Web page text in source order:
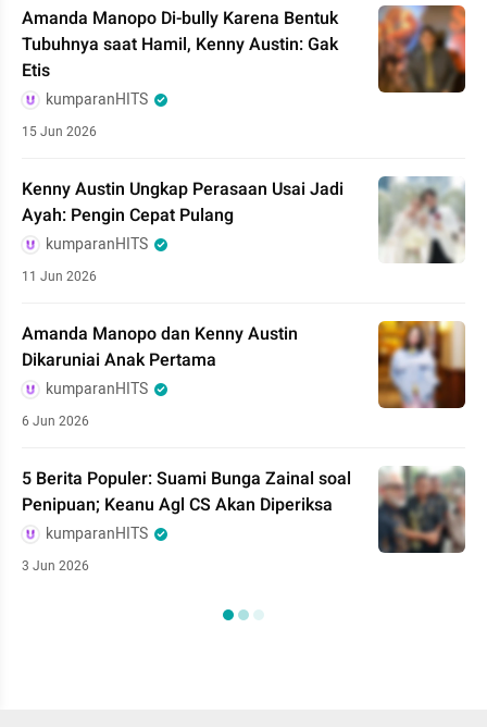
Amanda Manopo Di-bully Karena Bentuk
Tubuhnya saat Hamil, Kenny Austin: Gak
Etis
kumparanHITS
15 Jun 2026
Kenny Austin Ungkap Perasaan Usai Jadi
Ayah: Pengin Cepat Pulang
kumparanHITS
11 Jun 2026
Amanda Manopo dan Kenny Austin
Dikaruniai Anak Pertama
kumparanHITS
6 Jun 2026
5 Berita Populer: Suami Bunga Zainal soal
Penipuan; Keanu Agl CS Akan Diperiksa
kumparanHITS
3 Jun 2026